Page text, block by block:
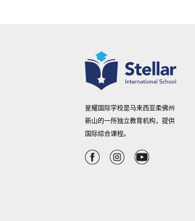
星耀国际学校是马来西亚柔佛州
新山的一所独立教育机构，提供
国际综合课程。